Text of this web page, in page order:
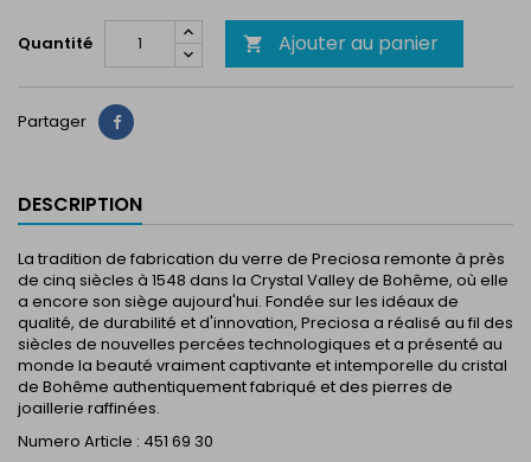
Quantité  Ajouter au panier
Partager Partager
DESCRIPTION
La tradition de fabrication du verre de Preciosa remonte à près
de cinq siècles à 1548 dans la Crystal Valley de Bohême, où elle
a encore son siège aujourd'hui. Fondée sur les idéaux de
qualité, de durabilité et d'innovation, Preciosa a réalisé au fil des
siècles de nouvelles percées technologiques et a présenté au
monde la beauté vraiment captivante et intemporelle du cristal
de Bohême authentiquement fabriqué et des pierres de
joaillerie raffinées.
Numero Article : 451 69 30